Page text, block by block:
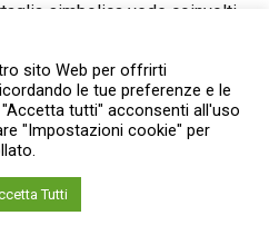
simbolica vede coinvolti
in squadre che si lanciano
rappresentano le pietre che,
usate dal popolo per
sito Web per offrirti
le tue preferenze e le
tutti" acconsenti all'uso
"Impostazioni cookie" per
Tutti